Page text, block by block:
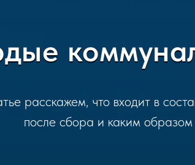
расскажем, что входит в
после сбора и каким образом